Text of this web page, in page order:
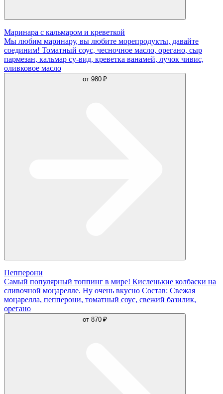
Маринара с кальмаром и креветкой
Мы любим маринару, вы любите морепродукты, давайте
соединим! Томатный соус, чесночное масло, орегано, сыр
пармезан, кальмар су-вид, креветка ванамей, лучок чивис,
оливковое масло
от 980 ₽
Пепперони
Самый популярный топпинг в мире! Кисленькие колбаски на
сливочной моцарелле. Ну очень вкусно Состав: Свежая
моцарелла, пепперони, томатный соус, свежий базилик,
орегано
от 870 ₽